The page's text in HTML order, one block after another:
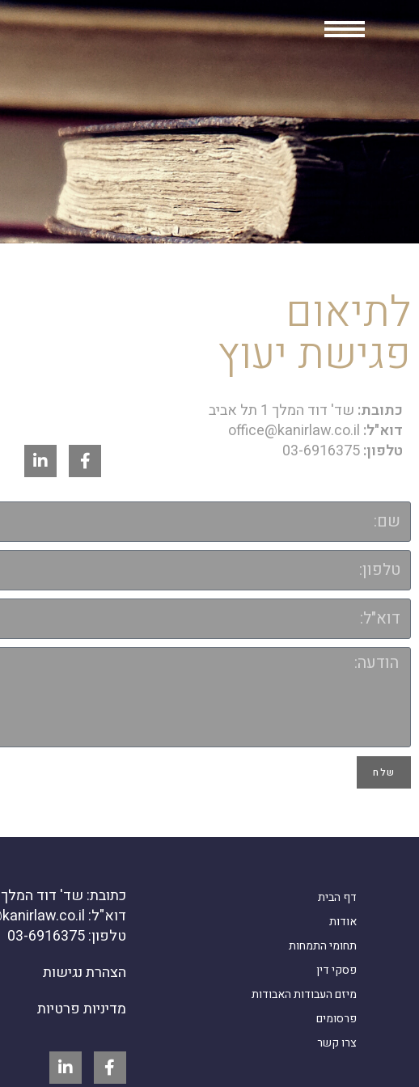
לתיאום
פגישת יעוץ
כתובת: שד' דוד המלך 1 תל אביב
דוא"ל:
טלפון:
שלח
דף הבית
אודות
תחומי התמחות
פסקי דין
מיזם העבודות האבודות
פרסומים
צרו קשר
כתובת: שד' דוד המלך 1 תל אביב
דוא"ל: office@kanirlaw.co.il
טלפון: 03-6916375
הצהרת נגישות
מדיניות פרטיות